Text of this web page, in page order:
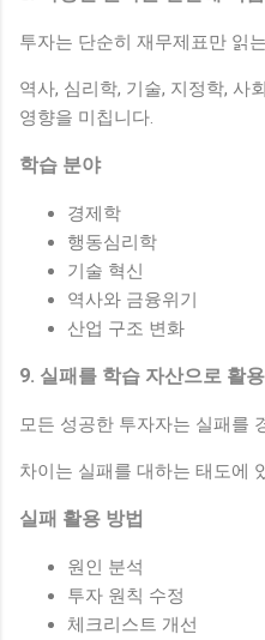
투자는 단순히 재무제표만 읽
역사, 심리학, 기술, 지정학, 사
영향을 미칩니다.
학습 분야
경제학
행동심리학
기술 혁신
역사와 금융위기
산업 구조 변화
9. 실패를 학습 자산으로 활
모든 성공한 투자자는 실패를
차이는 실패를 대하는 태도에
실패 활용 방법
원인 분석
투자 원칙 수정
체크리스트 개선